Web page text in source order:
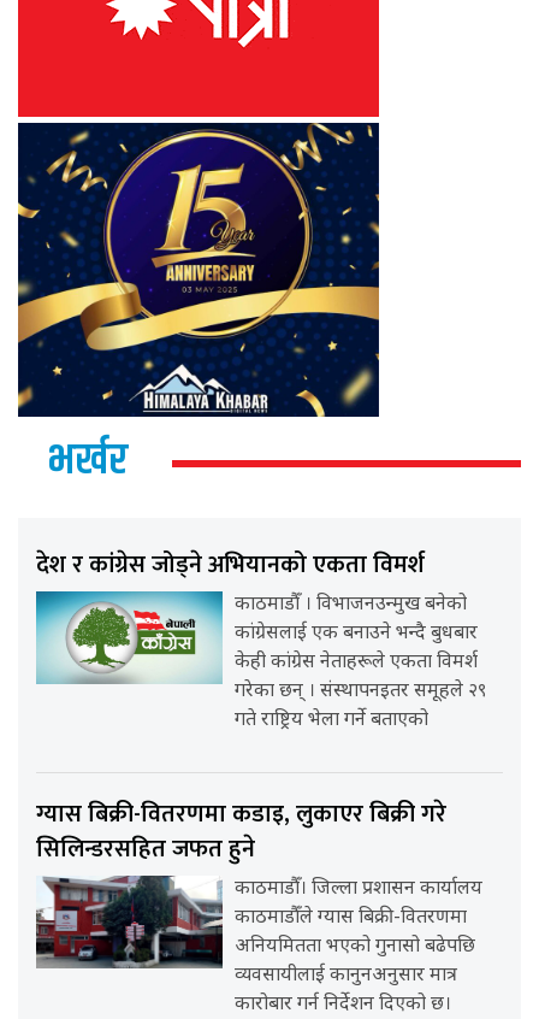
भर्खर
देश र कांग्रेस जोड्ने अभियानको एकता विमर्श
काठमाडौँ । विभाजनउन्मुख बनेको
कांग्रेसलाई एक बनाउने भन्दै बुधबार
केही कांग्रेस नेताहरूले एकता विमर्श
गरेका छन् । संस्थापनइतर समूहले २९
गते राष्ट्रिय भेला गर्ने बताएको
ग्यास बिक्री-वितरणमा कडाइ, लुकाएर बिक्री गरे
सिलिन्डरसहित जफत हुने
काठमाडौँ। जिल्ला प्रशासन कार्यालय
काठमाडौँले ग्यास बिक्री-वितरणमा
अनियमितता भएको गुनासो बढेपछि
व्यवसायीलाई कानुनअनुसार मात्र
कारोबार गर्न निर्देशन दिएको छ।